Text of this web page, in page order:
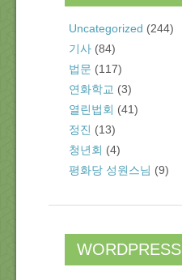
Uncategorized (244)
기사 (84)
법문 (117)
연화학교 (3)
열린법회 (41)
정진 (13)
청년회 (4)
평화당 성원스님 (9)
WORDPRESS